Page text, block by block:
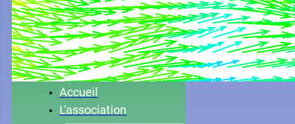
Accueil
L'association